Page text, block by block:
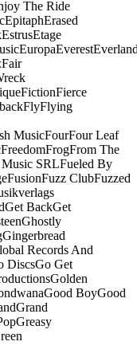
The Ride
EpitaphErased
EstrusEtage
EuropaEverest
Fair
FictionFierce
FlyFlying
MusicFourFour Leaf
FreedomFrogFrom The
SRLFueled By
FusionFuzz ClubFuzzed
Get BackGet
Ghostly
Gingerbread
Records And
DiscsGo Get
Golden
Good BoyGood
Grand
Greasy